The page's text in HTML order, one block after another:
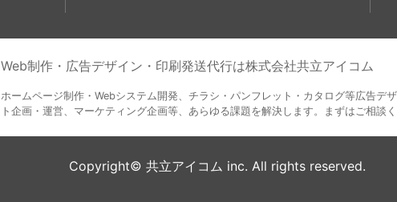
Web制作・広告デザイン・印刷発送代行は株式会社共立アイコム
ホームページ制作・Webシステム開発、チラシ・パンフレット・カタログ等広告デ
ト企画・運営、マーケティング企画等、あらゆる課題を解決します。まずはご相談
Copyright© 共立アイコム inc. All rights reserved.